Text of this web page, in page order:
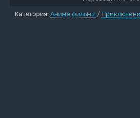
Категория: Аниме фильмы /